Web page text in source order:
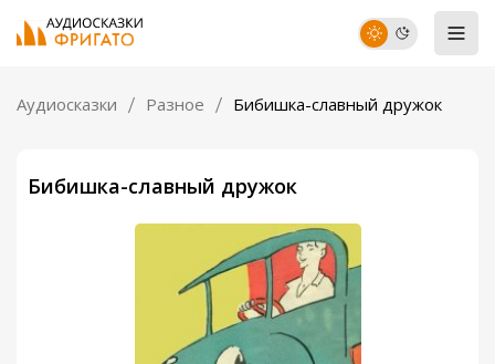
Аудиосказки Разное Бибишка-славный дружок
Бибишка-славный дружок